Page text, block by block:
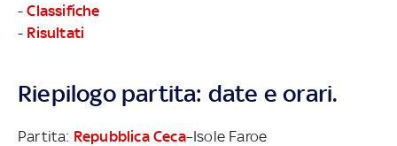
-Classifiche
- Risultati
Riepilogo partita: date e orari.
Partita: Repubblica Ceca–Isole Faroe